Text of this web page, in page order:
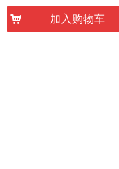
낙 加入购物车